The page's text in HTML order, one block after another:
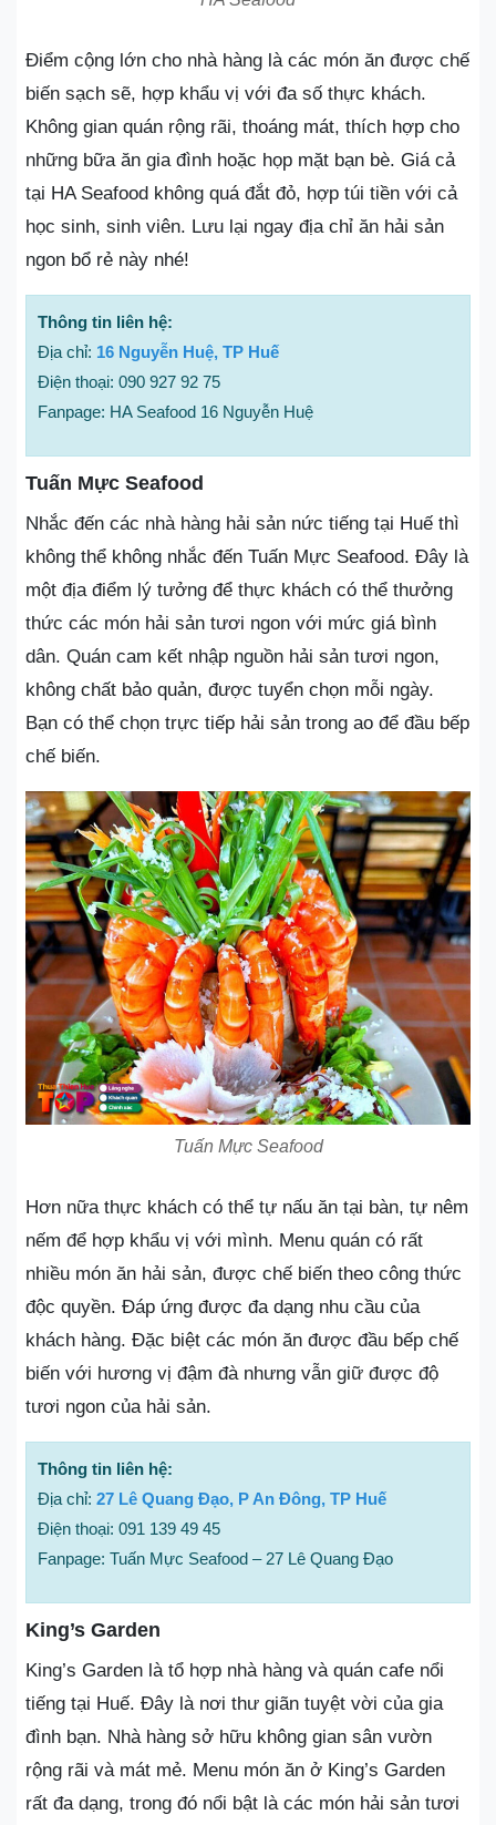
Điểm cộng lớn cho nhà hàng là các món ăn được chế
biến sạch sẽ, hợp khẩu vị với đa số thực khách.
Không gian quán rộng rãi, thoáng mát, thích hợp cho
những bữa ăn gia đình hoặc họp mặt bạn bè. Giá cả
tại HA Seafood không quá đắt đỏ, hợp túi tiền với cả
học sinh, sinh viên. Lưu lại ngay địa chỉ ăn hải sản
ngon bổ rẻ này nhé!
Thông tin liên hệ:
Địa chỉ: 16 Nguyễn Huệ, TP Huế
Điện thoại: 090 927 92 75
Fanpage: HA Seafood 16 Nguyễn Huệ
Tuấn Mực Seafood
Nhắc đến các nhà hàng hải sản nức tiếng tại Huế thì
không thể không nhắc đến Tuấn Mực Seafood. Đây là
một địa điểm lý tưởng để thực khách có thể thưởng
thức các món hải sản tươi ngon với mức giá bình
dân. Quán cam kết nhập nguồn hải sản tươi ngon,
không chất bảo quản, được tuyển chọn mỗi ngày.
Bạn có thể chọn trực tiếp hải sản trong ao để đầu bếp
chế biến.
Tuấn Mực Seafood
Hơn nữa thực khách có thể tự nấu ăn tại bàn, tự nêm
nếm để hợp khẩu vị với mình. Menu quán có rất
nhiều món ăn hải sản, được chế biến theo công thức
độc quyền. Đáp ứng được đa dạng nhu cầu của
khách hàng. Đặc biệt các món ăn được đầu bếp chế
biến với hương vị đậm đà nhưng vẫn giữ được độ
tươi ngon của hải sản.
Thông tin liên hệ:
Địa chỉ: 27 Lê Quang Đạo, P An Đông, TP Huế
Điện thoại: 091 139 49 45
Fanpage: Tuấn Mực Seafood – 27 Lê Quang Đạo
King’s Garden
King’s Garden là tổ hợp nhà hàng và quán cafe nổi
tiếng tại Huế. Đây là nơi thư giãn tuyệt vời của gia
đình bạn. Nhà hàng sở hữu không gian sân vườn
rộng rãi và mát mẻ. Menu món ăn ở King’s Garden
rất đa dạng, trong đó nổi bật là các món hải sản tươi